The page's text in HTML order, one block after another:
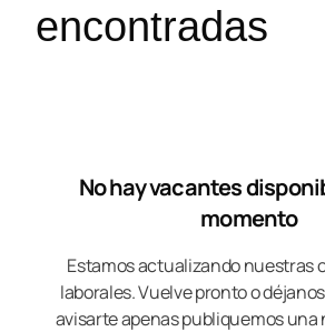
encontradas
No hay vacantes
momento
Estamos actualizando nuestras
laborales. Vuelve pronto o
avisarte apenas publiquemos una